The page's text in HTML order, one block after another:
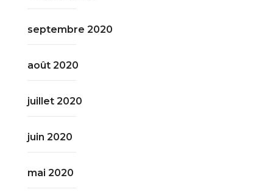
septembre 2020
août 2020
juillet 2020
juin 2020
mai 2020